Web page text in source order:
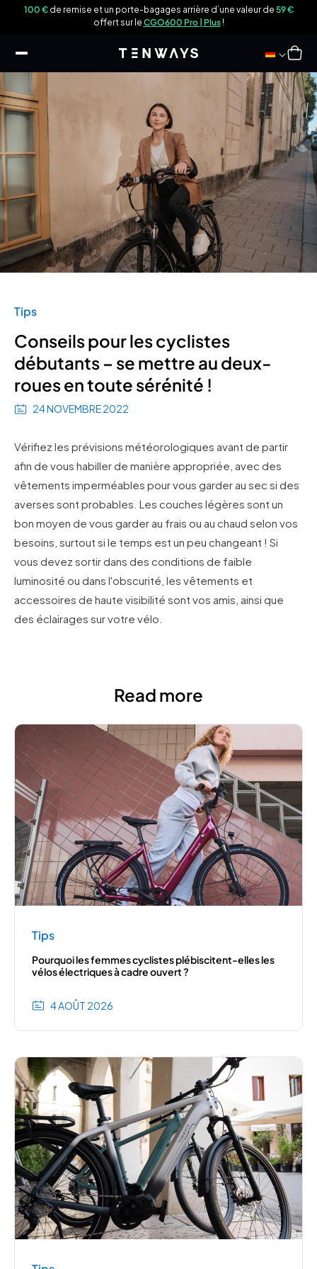
100 €de remise et un porte-bagages arrière d’une valeur de 59 €
offert sur le CGO600 Pro | Plus!
Panier
Tips
Conseils pour les cyclistes
débutants – se mettre au deux-
roues en toute sérénité !
24 NOVEMBRE 2022
Vérifiez les prévisions météorologiques avant de partir
afin de vous habiller de manière appropriée, avec des
vêtements imperméables pour vous garder au sec si des
averses sont probables. Les couches légères sont un
bon moyen de vous garder au frais ou au chaud selon vos
besoins, surtout si le temps est un peu changeant ! Si
vous devez sortir dans des conditions de faible
luminosité ou dans l'obscurité, les vêtements et
accessoires de haute visibilité sont vos amis, ainsi que
des éclairages sur votre vélo.
Read more
Tips
Pourquoi les femmes cyclistes plébiscitent-elles les
vélos électriques à cadre ouvert ?
4 AOÛT 2026